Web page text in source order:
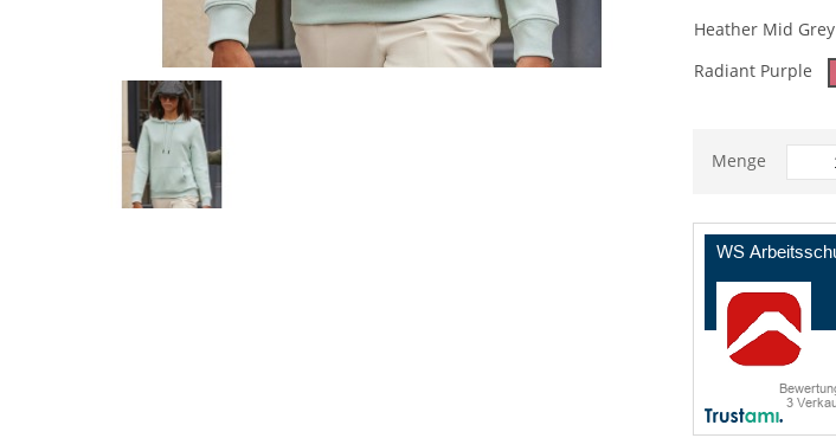
Heather Mid Grey
Radiant Purple
Menge